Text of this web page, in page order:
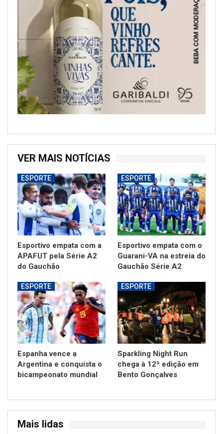
VER MAIS NOTÍCIAS
ESPORTE
Esportivo empata com a
APAFUT pela Série A2
do Gauchão
ESPORTE
Esportivo empata com o
Guarani-VA na estreia do
Gauchão Série A2
ESPORTE
Espanha vence a
Argentina e conquista o
bicampeonato mundial
ESPORTE
Sparkling Night Run
chega à 12ª edição em
Bento Gonçalves
Mais lidas